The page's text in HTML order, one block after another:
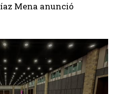
Mena anunció